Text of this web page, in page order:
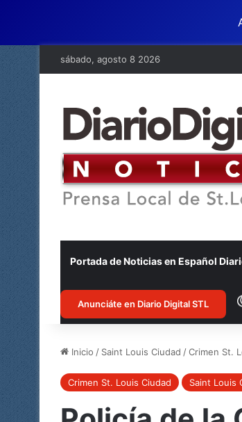
sábado, agosto 8 2026
Portada de Noticias en Español
Anunciáte en Diario Digital STL
Inicio / Saint Louis Ciudad /Crimen St.
Crimen St. Louis Ciudad Saint Louis